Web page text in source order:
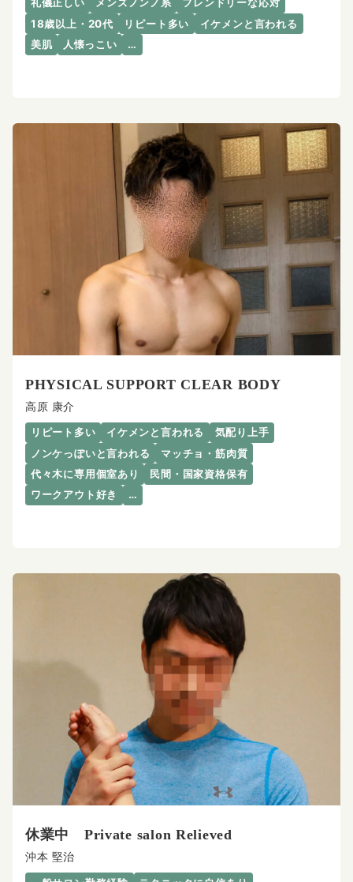
礼儀正しい メンズノンノ系
フレンドリーな応対
18歳以上・20代
リピート多い
イケメンと言われる
美肌
人懐っこい …
PHYSICAL SUPPORT CLEAR BODY
高原 康介
リピート多い イケメンと言われる
気配り上手
ノンケっぽいと言われる
マッチョ・筋肉質
代々木に専用個室あり
民間・国家資格保有
ワークアウト好き
…
休業中 Private salon Relieved
沖本 堅治